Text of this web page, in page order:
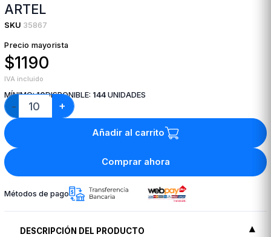
ARTEL
SKU 35867
Precio mayorista
$1190
IVA incluido
MÍNIMO:10DISPONIBLE: 144 UNIDADES
− +
Añadir al carrito
Comprar ahora
Métodos de pago
DESCRIPCIÓN DEL PRODUCTO